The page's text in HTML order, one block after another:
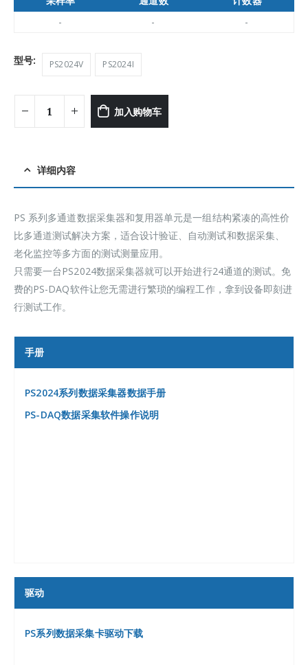
-
- -
型号 PS2024V PS2024I
加入购物车
详细内容
PS 系列多通道数据采集器和复用器单元是一组结构紧凑的高性价
比多通道测试解决方案，适合设计验证、自动测试和数据采集、
老化监控等多方面的测试测量应用。
只需要一台PS2024数据采集器就可以开始进行24通道的测试。免
费的PS-DAQ软件让您无需进行繁琐的编程工作，拿到设备即刻进
行测试工作。
手册
PS2024系列数据采集器数据手册
PS-DAQ数据采集软件操作说明
驱动
PS系列数据采集卡驱动下载